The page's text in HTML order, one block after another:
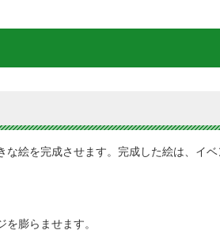
絵を完成させます。完成した絵は、イ
膨らませます。